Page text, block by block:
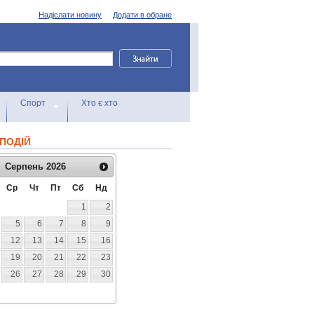
Додати в обране
Надіслати новину
Спорт Хто є хто
Серпень 2026
Ср Чт Пт Сб
Нд
1
2
5 6 7 8
9
12 13 14 15
16
19 20 21 22
23
26 27 28 29
30